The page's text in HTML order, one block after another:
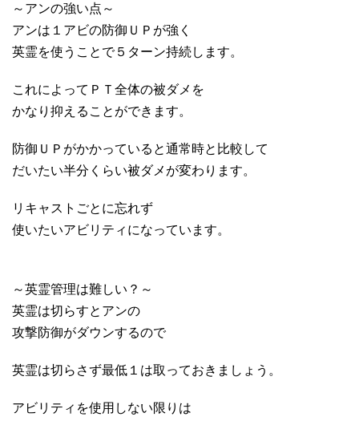
～アンの強い点～
アンは１アビの防御ＵＰが強く
英霊を使うことで５ターン持続します。
これによってＰＴ全体の被ダメを
かなり抑えることができます。
防御ＵＰがかかっていると通常時と比較して
だいたい半分くらい被ダメが変わります。
リキャストごとに忘れず
使いたいアビリティになっています。
～英霊管理は難しい？～
英霊は切らすとアンの
攻撃防御がダウンするので
英霊は切らさず最低１は取っておきましょう。
アビリティを使用しない限りは